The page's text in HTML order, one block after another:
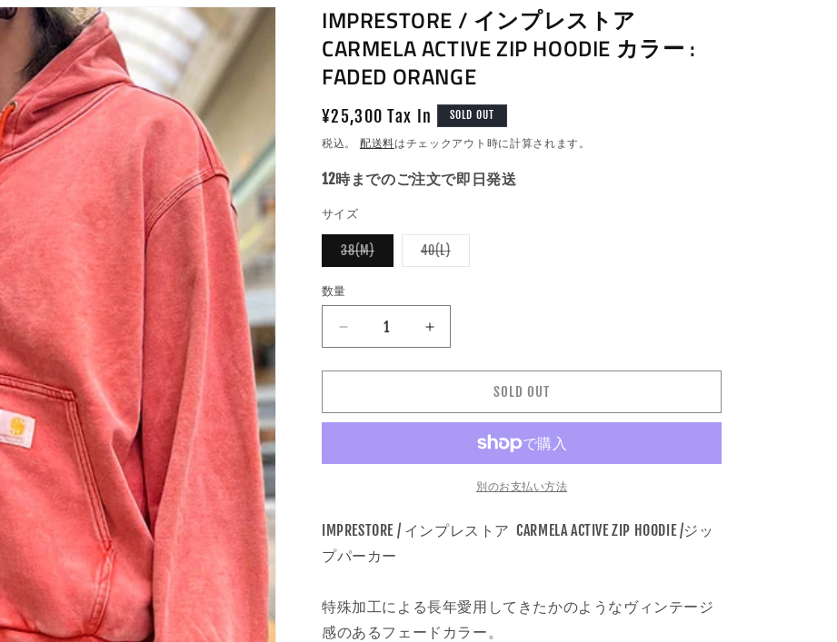
IMPRESTORE / インプレストア
CARMELA ACTIVE ZIP HOODIE カラー :
FADED ORANGE
通
常
格
¥25,300 Tax In SOLD OUT
税込。 配送料はチェックアウト時に計算されます。
12時までのご注文で即日発送
サイズ
38(M)バ
ン
売
切
い
る
売
ん
40(L)バ
売
切
い
る
売
ん
数
数量
IMPRESTORE
/
イ
プ
ス
CARMELA
ACTIVE
ZIP
カ
ラ
IMPRESTORE
/
イ
プ
ス
CARMELA
カ
ラ
SOLD OUT
別のお支払い方法
IMPRESTORE / インプレストア CARMELA ACTIVE ZIP HOODIE /ジッ
プパーカー
特殊加工による長年愛用してきたかのようなヴィンテージ
感のあるフェードカラー。